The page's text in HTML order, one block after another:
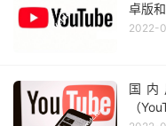
卓版
2022-
国
（